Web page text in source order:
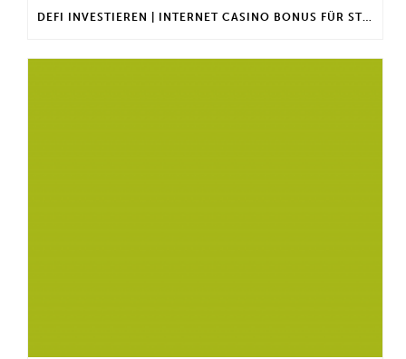
DEFI INVESTIEREN | INTERNET CASINO BONUS FÜR STAMMKUNDEN